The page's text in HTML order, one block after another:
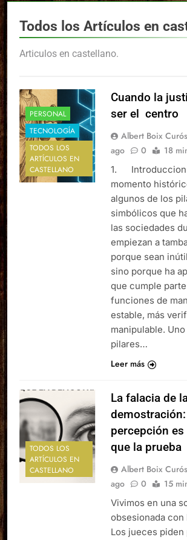
Todos los Artículos en
Articulos en castellano.
PERSONAL
TECNOLOGÍA
TODOS LOS
ARTÍCULOS EN
CASTELLANO
Cuando la
ser el centro
Albert Boix Curós
ago
0 18
1. Introduccion
momento
algunos de los
simbólicos que
las sociedades
empiezan a
porque sean
sino porque ha
que cumple
funciones de
estable, más
manipulable.
pilares…
Leer más
TODOS LOS
ARTÍCULOS EN
CASTELLANO
La falacia de
percepción es
que la prueba
Albert Boix Curós
ago
0 15
Vivimos en una
obsesionada con
Los jueces piden